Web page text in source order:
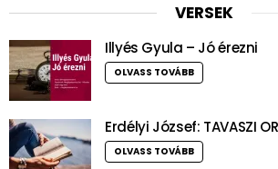
VERSEK
Illyés Gyula – Jó érezni
OLVASS TOVÁBB
Erdélyi József: TAVASZI
OLVASS TOVÁBB